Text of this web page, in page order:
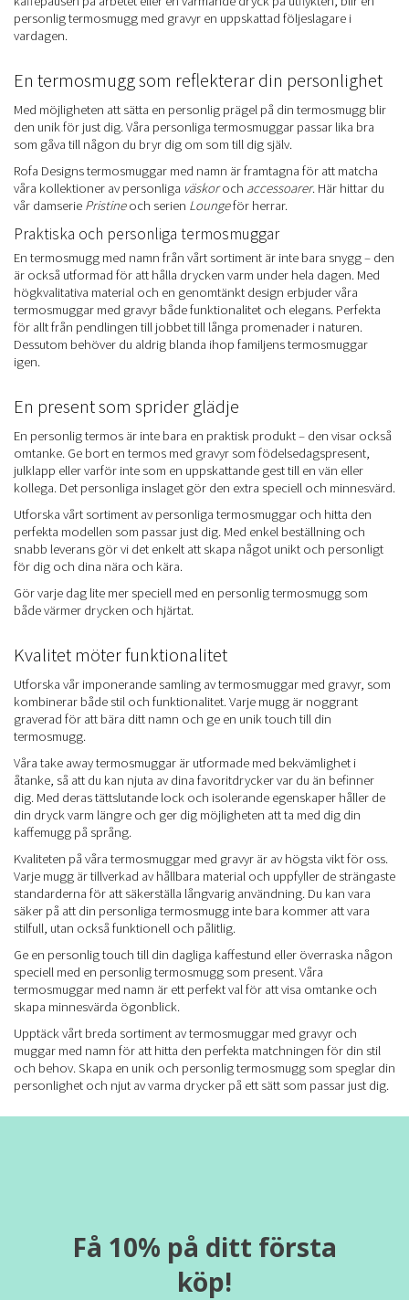
personlig termosmugg med gravyr en uppskattad följeslagare i
vardagen.
En termosmugg som reflekterar din personlighet
Med möjligheten att sätta en personlig prägel på din termosmugg blir
den unik för just dig. Våra personliga termosmuggar passar lika bra
som gåva till någon du bryr dig om som till dig själv.
Rofa Designs termosmuggar med namn är framtagna för att matcha
våra kollektioner av personliga väskoroch accessoarer. Här hittar du
vår damserie Pristineoch serien Loungeför herrar.
Praktiska och personliga termosmuggar
En termosmugg med namn från vårt sortiment är inte bara snygg – den
är också utformad för att hålla drycken varm under hela dagen. Med
högkvalitativa material och en genomtänkt design erbjuder våra
termosmuggar med gravyr både funktionalitet och elegans. Perfekta
för allt från pendlingen till jobbet till långa promenader i naturen.
Dessutom behöver du aldrig blanda ihop familjens termosmuggar
igen.
En present som sprider glädje
En personlig termos är inte bara en praktisk produkt – den visar också
omtanke. Ge bort en termos med gravyr som födelsedagspresent,
julklapp eller varför inte som en uppskattande gest till en vän eller
kollega. Det personliga inslaget gör den extra speciell och minnesvärd.
Utforska vårt sortiment av personliga termosmuggar och hitta den
perfekta modellen som passar just dig. Med enkel beställning och
snabb leverans gör vi det enkelt att skapa något unikt och personligt
för dig och dina nära och kära.
Gör varje dag lite mer speciell med en personlig termosmugg som
både värmer drycken och hjärtat.
Kvalitet möter funktionalitet
Utforska vår imponerande samling av termosmuggar med gravyr, som
kombinerar både stil och funktionalitet. Varje mugg är noggrant
graverad för att bära ditt namn och ge en unik touch till din
termosmugg.
Våra take away termosmuggar är utformade med bekvämlighet i
åtanke, så att du kan njuta av dina favoritdrycker var du än befinner
dig. Med deras tättslutande lock och isolerande egenskaper håller de
din dryck varm längre och ger dig möjligheten att ta med dig din
kaffemugg på språng.
Kvaliteten på våra termosmuggar med gravyr är av högsta vikt för oss.
Varje mugg är tillverkad av hållbara material och uppfyller de strängaste
standarderna för att säkerställa långvarig användning. Du kan vara
säker på att din personliga termosmugg inte bara kommer att vara
stilfull, utan också funktionell och pålitlig.
Ge en personlig touch till din dagliga kaffestund eller överraska någon
speciell med en personlig termosmugg som present. Våra
termosmuggar med namn är ett perfekt val för att visa omtanke och
skapa minnesvärda ögonblick.
Upptäck vårt breda sortiment av termosmuggar med gravyr och
muggar med namn för att hitta den perfekta matchningen för din stil
och behov. Skapa en unik och personlig termosmugg som speglar din
personlighet och njut av varma drycker på ett sätt som passar just dig.
Få 10% på ditt första
köp!